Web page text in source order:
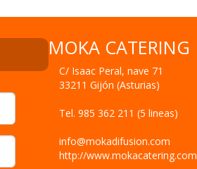
MOKA CATERING
C/ Isaac Peral, nave 71
33211 Gijón (Asturias)
Tel. 985 362 211 (5 lineas)
info@mokadifusion.com
http://www.mokacatering.com